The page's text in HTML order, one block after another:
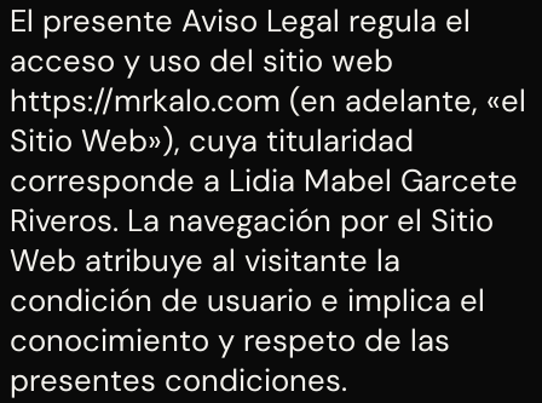
El presente Aviso Legal regula el
acceso y uso del sitio web
https://mrkalo.com (en adelante, «el
Sitio Web»), cuya titularidad
corresponde a Lidia Mabel Garcete
Riveros. La navegación por el Sitio
Web atribuye al visitante la
condición de usuario e implica el
conocimiento y respeto de las
presentes condiciones.